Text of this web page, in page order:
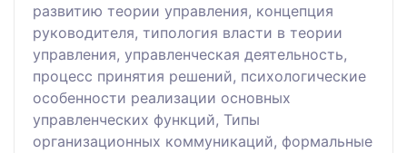
развитию теории управления, концепция
руководителя, типология власти в теории
управления, управленческая деятельность,
процесс принятия решений, психологические
особенности реализации основных
управленческих функций, Типы
организационных коммуникаций, формальные